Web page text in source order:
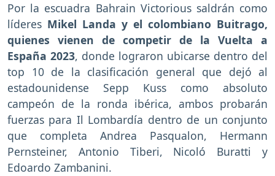
Por la escuadra Bahrain Victorious saldrán como
líderes Mikel Landa y el colombiano Buitrago,
quienes vienen de competir de la Vuelta a
España 2023, donde lograron ubicarse dentro del
top 10 de la clasificación general que dejó al
estadounidense Sepp Kuss como absoluto
campeón de la ronda ibérica, ambos probarán
fuerzas para Il Lombardía dentro de un conjunto
que completa Andrea Pasqualon, Hermann
Pernsteiner, Antonio Tiberi, Nicoló Buratti y
Edoardo Zambanini.